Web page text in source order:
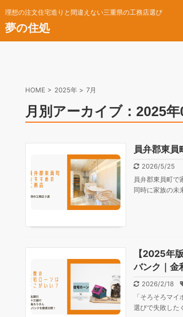
理想の注文住宅造りと間違えない三重県の工務店選び
夢の住処
HOME > 2025年 > 7月
月別アーカイブ：2025年
員弁郡東
2026/5/25
員弁郡東員町で
同時に家族の未
【2025年
バンク｜金
2026/2/18
「そろそろマ
選びで失敗した